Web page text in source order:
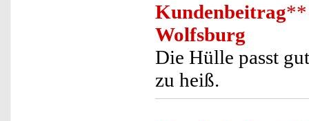
Kundenbeitrag**
Wolfsburg
Die Hülle passt
zu heiß.